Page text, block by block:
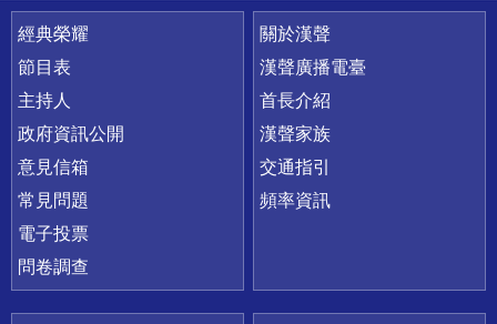
快速連結
經典榮耀
節目表
主持人
政府資訊公開
意見信箱
常見問題
電子投票
問卷調查
關於漢聲
漢聲廣播電臺
首長介紹
漢聲家族
交通指引
頻率資訊